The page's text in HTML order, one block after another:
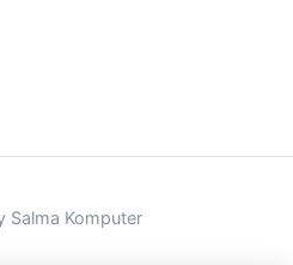
Salma Komputer